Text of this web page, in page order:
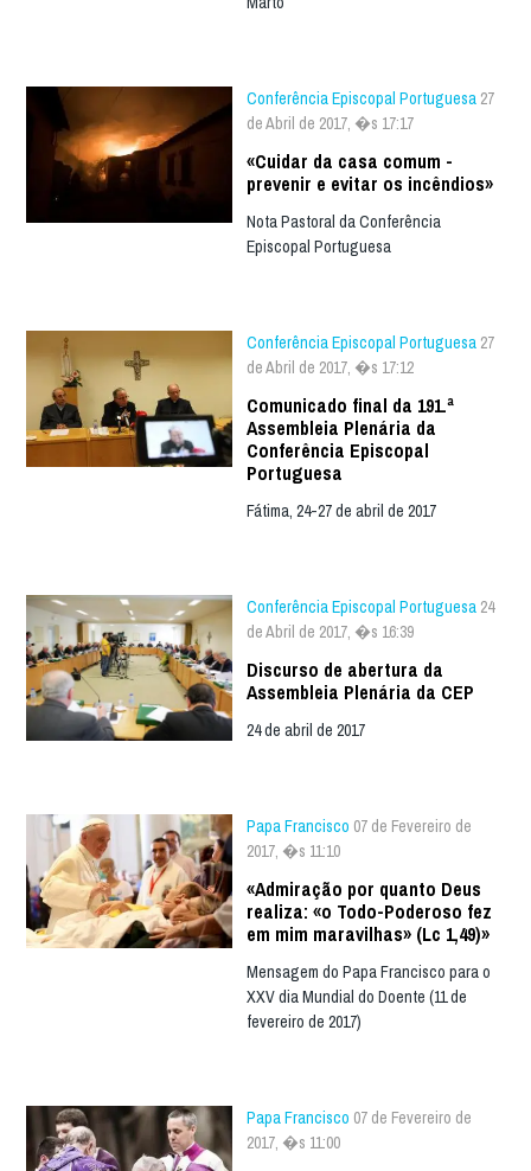
Conferência Episcopal Portuguesa 27
de Abril de 2017, �s 17:17
«Cuidar da casa comum -
prevenir e evitar os incêndios»
Nota Pastoral da Conferência
Episcopal Portuguesa
Conferência Episcopal Portuguesa 27
de Abril de 2017, �s 17:12
Comunicado final da 191.ª
Assembleia Plenária da
Conferência Episcopal
Portuguesa
Fátima, 24-27 de abril de 2017
Conferência Episcopal Portuguesa 24
de Abril de 2017, �s 16:39
Discurso de abertura da
Assembleia Plenária da CEP
24 de abril de 2017
Papa Francisco 07 de Fevereiro de
2017, �s 11:10
«Admiração por quanto Deus
realiza: «o Todo-Poderoso fez
em mim maravilhas» (Lc 1,49)»
Mensagem do Papa Francisco para o
XXV dia Mundial do Doente (11 de
fevereiro de 2017)
Papa Francisco 07 de Fevereiro de
2017, �s 11:00